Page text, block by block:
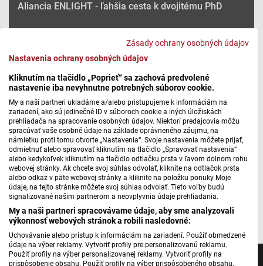
Zásady ochrany osobných údajov
Nastavenia ochrany osobných údajov
Kliknutím na tlačidlo „Poprieť“ sa zachová predvolené
nastavenie iba nevyhnutne potrebných súborov cookie.
My a naši partneri ukladáme a/alebo pristupujeme k informáciám na
zariadení, ako sú jedinečné ID v súboroch cookie a iných úložiskách
prehliadača na spracovanie osobných údajov. Niektorí predajcovia môžu
spracúvať vaše osobné údaje na základe oprávneného záujmu, na
námietku proti tomu otvorte „Nastavenia“. Svoje nastavenia môžete prijať,
odmietnuť alebo spravovať kliknutím na tlačidlo „Spravovať nastavenia“
alebo kedykoľvek kliknutím na tlačidlo odtlačku prsta v ľavom dolnom rohu
webovej stránky. Ak chcete svoj súhlas odvolať, kliknite na odtlačok prsta
alebo odkaz v päte webovej stránky a kliknite na položku ponuky Moje
údaje, na tejto stránke môžete svoj súhlas odvolať. Tieto voľby budú
signalizované našim partnerom a neovplyvnia údaje prehliadania.
My a naši partneri spracovávame údaje, aby sme analyzovali
výkonnosť webových stránok a robili nasledovné:
Uchovávanie alebo prístup k informáciám na zariadení. Použiť obmedzené
údaje na výber reklamy. Vytvoriť profily pre personalizovanú reklamu.
Použiť profily na výber personalizovanej reklamy. Vytvoriť profily na
prispôsobenie obsahu. Použiť profily na výber prispôsobeného obsahu.
Aliancia ENLIGHT - ľahšia cesta k dvojitému PhD
Máte problém s prehrávaním?Nahláste nám chybu
Cieľom aliancie ENLIGHT je posilňovať spoluprácu v
oblasti vzdelávania, výskumu a spoločenskej
angažovanosti a prispievať k rozvoju európskeho priestoru
vysokoškolského vzdelávania a výskumu.
A pokiaľ ide o doktorandské štúdium, tak jedným zo
záväzkov Univerzity Komenského je, že každý doktorand by
mal byť aspoň jeden semester v zahraničnej inštitúcii, aby
získal skúsenosti a priniesol ich na Slovensko.
Autorka: Mária Babinská